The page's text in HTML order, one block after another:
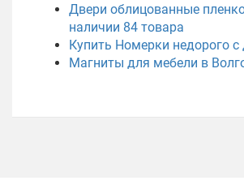
Двери облицованные
наличии 84 товара
Купить Номерки недорого с
Магниты для мебели в